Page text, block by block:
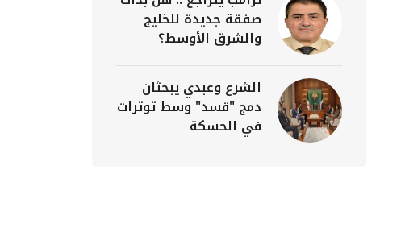
صفقة جديدة للخليج
والشرق الأوسط؟
الشرع وعبدي يبحثان
دمج "قسد" وسط توترات
في الحسكة